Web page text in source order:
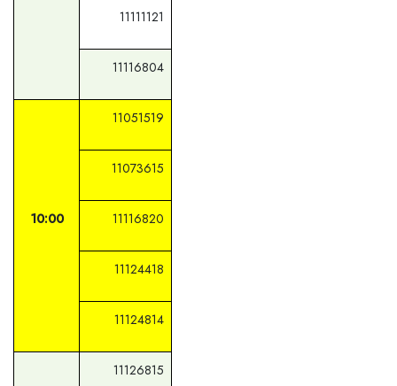
11111121
11116804
10:00
11051519
11073615
11116820
11124418
11124814
11126815